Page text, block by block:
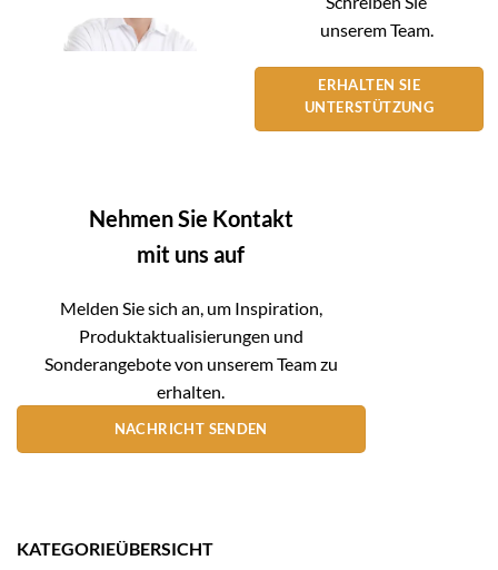
unserem Team.
ERHALTEN SIE
UNTERSTÜTZUNG
Nehmen Sie Kontakt
mit uns auf
Melden Sie sich an, um Inspiration,
Produktaktualisierungen und
Sonderangebote von unserem Team zu
erhalten.
NACHRICHT SENDEN
KATEGORIEÜBERSICHT